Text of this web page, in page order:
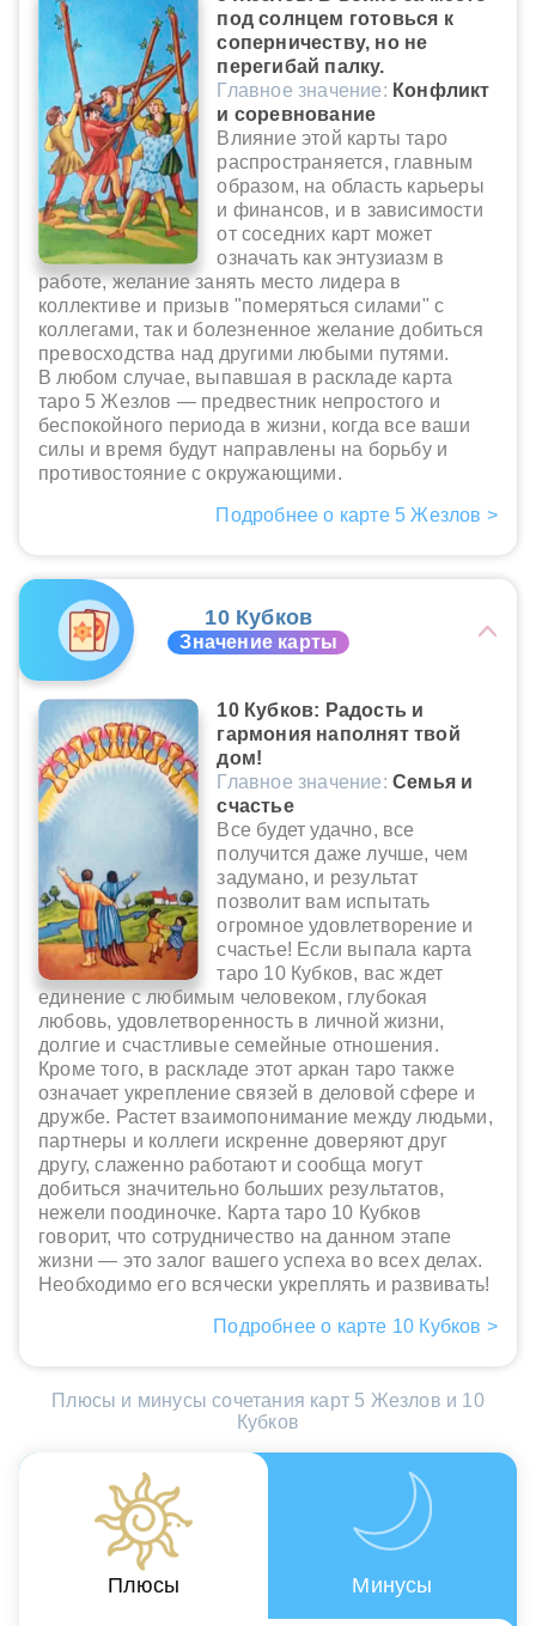
под солнцем готовься к
соперничеству, но не
перегибай палку.
Главное значение: Конфликт
и соревнование
Влияние этой карты таро
распространяется, главным
образом, на область карьеры
и финансов, и в зависимости
от соседних карт может
означать как энтузиазм в
работе, желание занять место лидера в
коллективе и призыв "померяться силами" с
коллегами, так и болезненное желание добиться
превосходства над другими любыми путями.
В любом случае, выпавшая в раскладе карта
таро 5 Жезлов — предвестник непростого и
беспокойного периода в жизни, когда все ваши
силы и время будут направлены на борьбу и
противостояние с окружающими.
Подробнее о карте 5 Жезлов >
10 Кубков
Значение карты
10 Кубков: Радость и
гармония наполнят твой
дом!
Главное значение: Семья и
счастье
Все будет удачно, все
получится даже лучше, чем
задумано, и результат
позволит вам испытать
огромное удовлетворение и
счастье! Если выпала карта
таро 10 Кубков, вас ждет
единение с любимым человеком, глубокая
любовь, удовлетворенность в личной жизни,
долгие и счастливые семейные отношения.
Кроме того, в раскладе этот аркан таро также
означает укрепление связей в деловой сфере и
дружбе. Растет взаимопонимание между людьми,
партнеры и коллеги искренне доверяют друг
другу, слаженно работают и сообща могут
добиться значительно больших результатов,
нежели поодиночке. Карта таро 10 Кубков
говорит, что сотрудничество на данном этапе
жизни — это залог вашего успеха во всех делах.
Необходимо его всячески укреплять и развивать!
Подробнее о карте 10 Кубков >
Плюсы и минусы сочетания карт 5 Жезлов и 10
Кубков
Плюсы Минусы